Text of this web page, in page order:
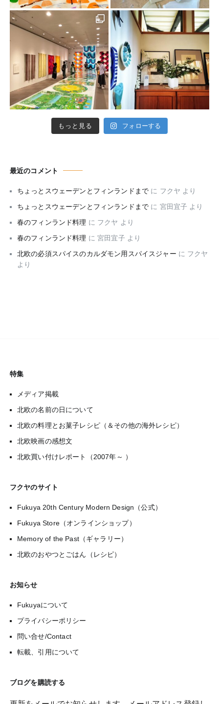
もっと見る フォローする
最近のコメント
ちょっとスウェーデンとフィンランドまで に フクヤ より
ちょっとスウェーデンとフィンランドまで に 宮田宜子 より
春のフィンランド料理 に フクヤ より
春のフィンランド料理 に宮田宜子 より
北欧の必須スパイスのカルダモン用スパイスジャー に フクヤ
より
特集
メディア掲載
北欧の名前の日について
北欧の料理とお菓子レシピ（＆その他の海外レシピ）
北欧映画の感想文
北欧買い付けレポート（2007年～ ）
フクヤのサイト
Fukuya 20th Century Modern Design（公式）
Fukuya Store（オンラインショップ）
Memory of the Past（ギャラリー）
北欧のおやつとごはん（レシピ）
お知らせ
Fukuyaについて
プライバシーポリシー
問い合せ/Contact
転載、引用について
ブログを購読する